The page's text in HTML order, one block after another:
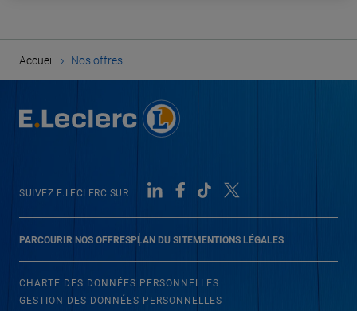
Accueil › Nos offres
PARCOURIR NOS OFFRESPLAN DU SITEMENTIONS LÉGALES
SUIVEZ E.LECLERC SUR
CHARTE DES DONNÉES PERSONNELLES
GESTION DES DONNÉES PERSONNELLES